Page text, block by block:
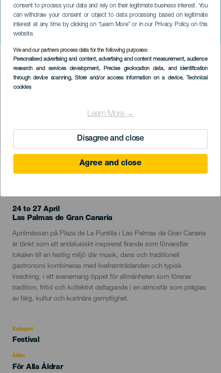
consent to process your data and rely on their legitimate business interest. You
can withdraw your consent or object to data processing based on legitimate
interest at any time by clicking on “Learn More” or in our Privacy Policy on this
website.
We and our partners process data for the following purposes:
Personalised advertising and content, advertising and content measurement, audience
research and services development, Precise geolocation data, and identification
through device scanning, Store and/or access information on a device, Technical
cookies
Learn More →
Disagree and close
Agree and close
Aprilmässan
GRAN CANARIA
Imagen
Listado
24 to 27 April
Localidad
Las Palmas de Gran Canaria
Descripción
del
evento
Aprilmässan på Plaza de La Puntilla i Las Palmas de Gran Canaria
är tänkt som ett andalusiskt inspirerat firande som förvandlar
lokalen till en festlig miljö där musik, dans och traditionell
gastronomi kombineras med liveframträdanden och typisk
inredning, i ett evenemang öppet för allmänheten som förenar
tradition, fritid och kollektivt deltagande i en atmosfär som präglas
av färg, kultur och kustnära gemytlighet.
Kategori
Categoría
evento
Festival
Ålder
Edad
För Alla Åldrar